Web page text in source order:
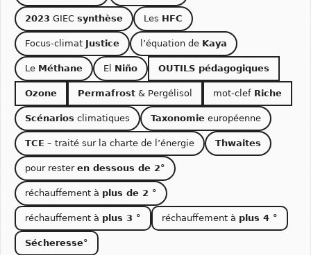
2023 GIEC synthèse Les HFC
Focus-climat Justice l’équation de Kaya
Le Méthane El Niño OUTILS pédagogiques
Ozone Permafrost & Pergélisol mot-clef Riche
Scénarios climatiques Taxonomie européenne
TCE – traité sur la charte de l’énergie Thwaites
pour rester en dessous de 2°
réchauffement à plus de 2 °
réchauffement à plus 3 ° réchauffement à plus 4 °
Sécheresse°